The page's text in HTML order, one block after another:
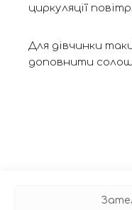
циркуляції
Для дівчинки
доповнити